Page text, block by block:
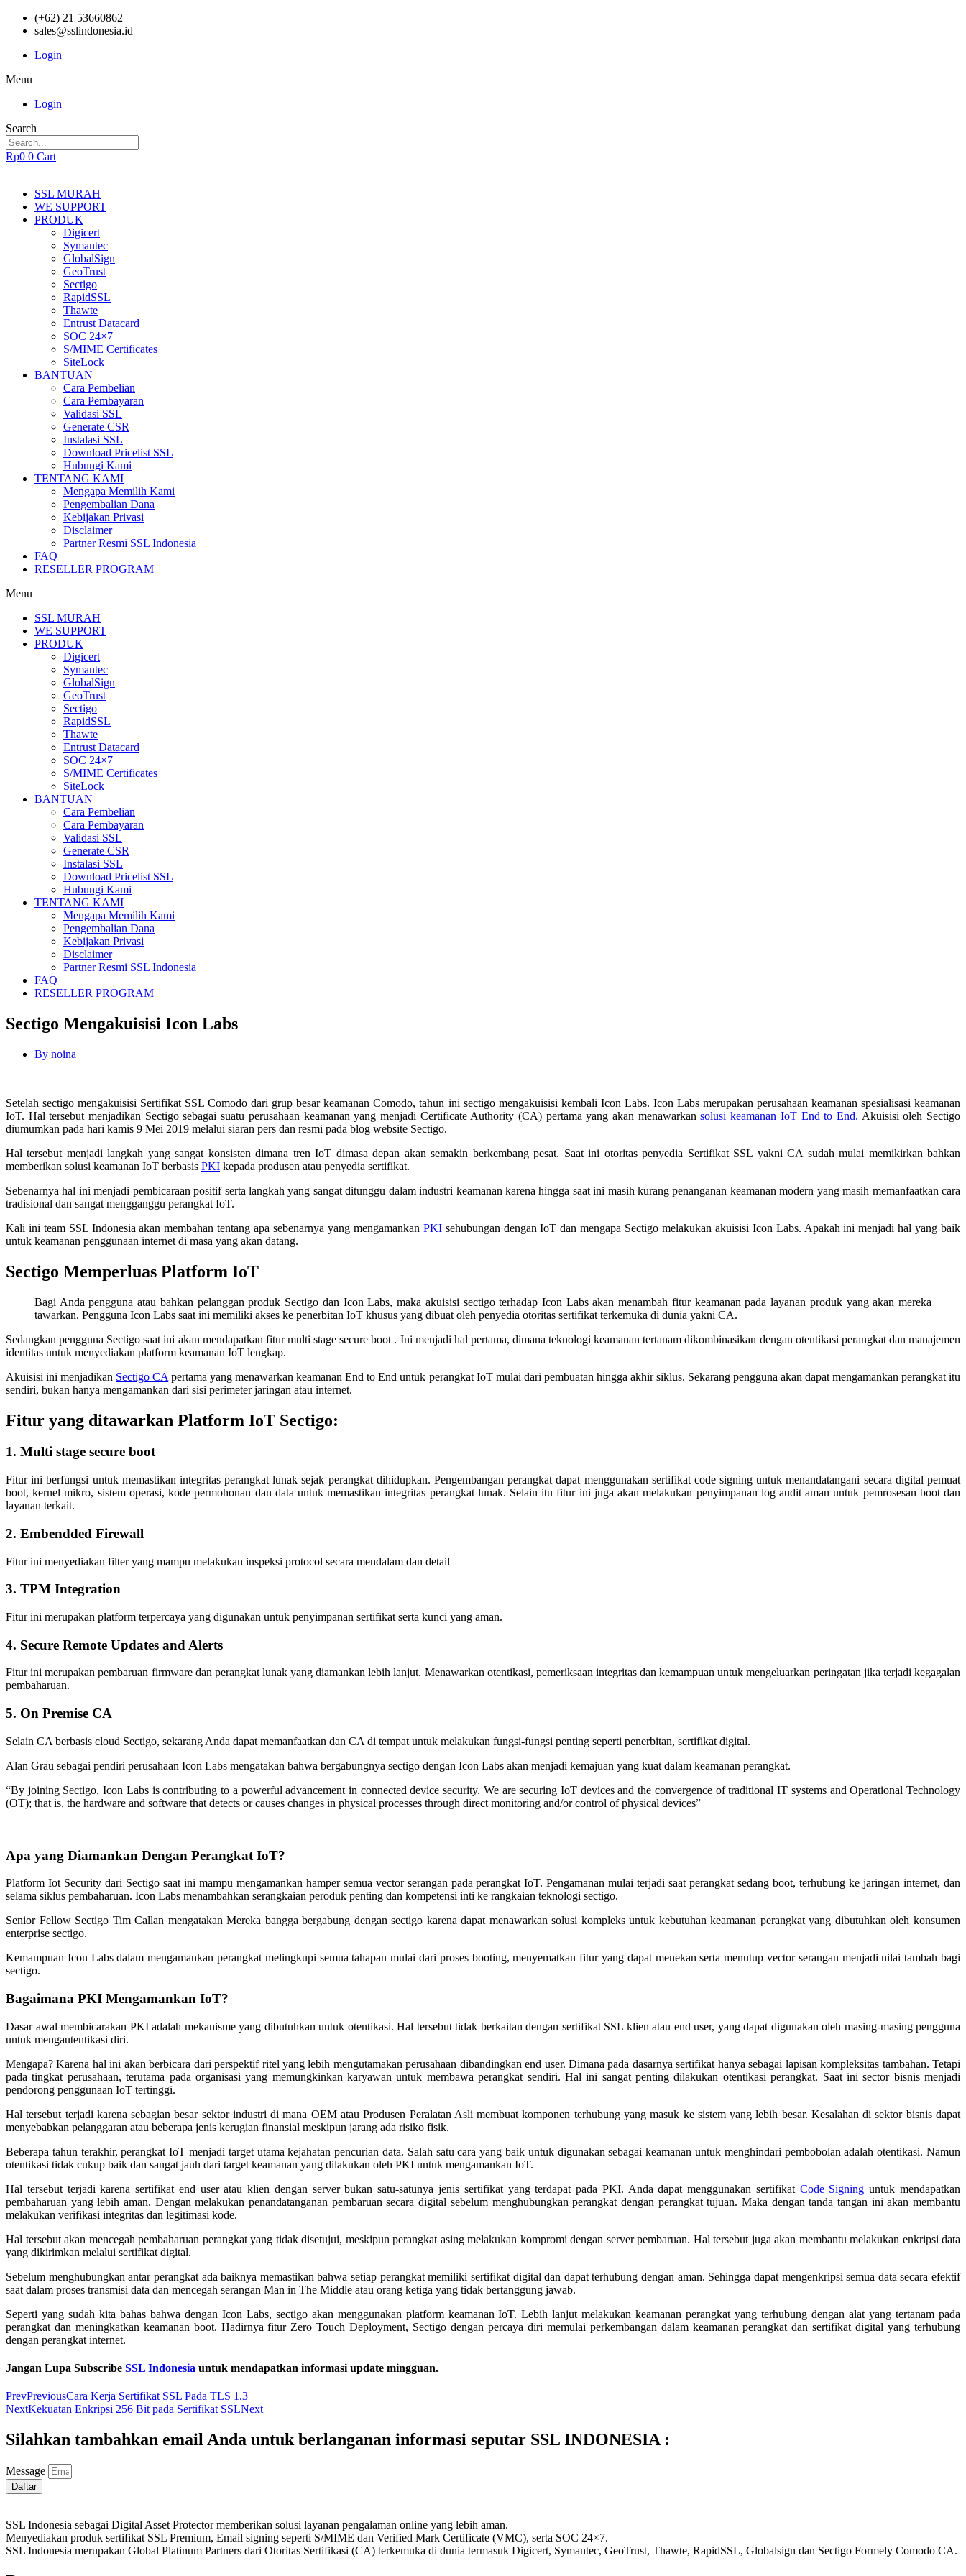
(+62) 21 53660862
sales@sslindonesia.id
Login
Menu
Login
Search
Rp0 0 Cart
SSL MURAH
WE SUPPORT
PRODUK
Digicert
Symantec
GlobalSign
GeoTrust
Sectigo
RapidSSL
Thawte
Entrust Datacard
SOC 24×7
S/MIME Certificates
SiteLock
BANTUAN
Cara Pembelian
Cara Pembayaran
Validasi SSL
Generate CSR
Instalasi SSL
Download Pricelist SSL
Hubungi Kami
TENTANG KAMI
Mengapa Memilih Kami
Pengembalian Dana
Kebijakan Privasi
Disclaimer
Partner Resmi SSL Indonesia
FAQ
RESELLER PROGRAM
Menu
SSL MURAH
WE SUPPORT
PRODUK
Digicert
Symantec
GlobalSign
GeoTrust
Sectigo
RapidSSL
Thawte
Entrust Datacard
SOC 24×7
S/MIME Certificates
SiteLock
BANTUAN
Cara Pembelian
Cara Pembayaran
Validasi SSL
Generate CSR
Instalasi SSL
Download Pricelist SSL
Hubungi Kami
TENTANG KAMI
Mengapa Memilih Kami
Pengembalian Dana
Kebijakan Privasi
Disclaimer
Partner Resmi SSL Indonesia
FAQ
RESELLER PROGRAM
Sectigo Mengakuisisi Icon Labs
By noina
Setelah sectigo mengakuisisi Sertifikat SSL Comodo dari grup besar keamanan Comodo, tahun ini sectigo mengakuisisi kembali Icon Labs. Icon Labs merupakan perusahaan keamanan spesialisasi keamanan
IoT. Hal tersebut menjadikan Sectigo sebagai suatu perusahaan keamanan yang menjadi Certificate Authority (CA) pertama yang akan menawarkansolusi keamanan IoT End to End. Akuisisi oleh Sectigo
diumumkan pada hari kamis 9 Mei 2019 melalui siaran pers dan resmi pada blog website Sectigo.
Hal tersebut menjadi langkah yang sangat konsisten dimana tren IoT dimasa depan akan semakin berkembang pesat. Saat ini otoritas penyedia Sertifikat SSL yakni CA sudah mulai memikirkan bahkan
memberikan solusi keamanan IoT berbasis PKI kepada produsen atau penyedia sertifikat.
Sebenarnya hal ini menjadi pembicaraan positif serta langkah yang sangat ditunggu dalam industri keamanan karena hingga saat ini masih kurang penanganan keamanan modern yang masih memanfaatkan cara
tradisional dan sangat mengganggu perangkat IoT.
Kali ini team SSL Indonesia akan membahan tentang apa sebenarnya yang mengamankan PKIsehubungan dengan IoT dan mengapa Sectigo melakukan akuisisi Icon Labs. Apakah ini menjadi hal yang baik
untuk keamanan penggunaan internet di masa yang akan datang.
Sectigo Memperluas Platform IoT
Bagi Anda pengguna atau bahkan pelanggan produk Sectigo dan Icon Labs, maka akuisisi sectigo terhadap Icon Labs akan menambah fitur keamanan pada layanan produk yang akan mereka
tawarkan. Pengguna Icon Labs saat ini memiliki akses ke penerbitan IoT khusus yang dibuat oleh penyedia otoritas sertifikat terkemuka di dunia yakni CA.
Sedangkan pengguna Sectigo saat ini akan mendapatkan fitur multi stage secure boot . Ini menjadi hal pertama, dimana teknologi keamanan tertanam dikombinasikan dengan otentikasi perangkat dan manajemen
identitas untuk menyediakan platform keamanan IoT lengkap.
Akuisisi ini menjadikan Sectigo CA pertama yang menawarkan keamanan End to End untuk perangkat IoT mulai dari pembuatan hingga akhir siklus. Sekarang pengguna akan dapat mengamankan perangkat itu
sendiri, bukan hanya mengamankan dari sisi perimeter jaringan atau internet.
Fitur yang ditawarkan Platform IoT Sectigo:
1. Multi stage secure boot
Fitur ini berfungsi untuk memastikan integritas perangkat lunak sejak perangkat dihidupkan. Pengembangan perangkat dapat menggunakan sertifikat code signing untuk menandatangani secara digital pemuat
boot, kernel mikro, sistem operasi, kode permohonan dan data untuk memastikan integritas perangkat lunak. Selain itu fitur ini juga akan melakukan penyimpanan log audit aman untuk pemrosesan boot dan
layanan terkait.
2. Embendded Firewall
Fitur ini menyediakan filter yang mampu melakukan inspeksi protocol secara mendalam dan detail
3. TPM Integration
Fitur ini merupakan platform terpercaya yang digunakan untuk penyimpanan sertifikat serta kunci yang aman.
4. Secure Remote Updates and Alerts
Fitur ini merupakan pembaruan firmware dan perangkat lunak yang diamankan lebih lanjut. Menawarkan otentikasi, pemeriksaan integritas dan kemampuan untuk mengeluarkan peringatan jika terjadi kegagalan
pembaharuan.
5. On Premise CA
Selain CA berbasis cloud Sectigo, sekarang Anda dapat memanfaatkan dan CA di tempat untuk melakukan fungsi-fungsi penting seperti penerbitan, sertifikat digital.
Alan Grau sebagai pendiri perusahaan Icon Labs mengatakan bahwa bergabungnya sectigo dengan Icon Labs akan menjadi kemajuan yang kuat dalam keamanan perangkat.
“By joining Sectigo, Icon Labs is contributing to a powerful advancement in connected device security. We are securing IoT devices and the convergence of traditional IT systems and Operational Technology
(OT); that is, the hardware and software that detects or causes changes in physical processes through direct monitoring and/or control of physical devices”
Apa yang Diamankan Dengan Perangkat IoT?
Platform Iot Security dari Sectigo saat ini mampu mengamankan hamper semua vector serangan pada perangkat IoT. Pengamanan mulai terjadi saat perangkat sedang boot, terhubung ke jaringan internet, dan
selama siklus pembaharuan. Icon Labs menambahkan serangkaian peroduk penting dan kompetensi inti ke rangkaian teknologi sectigo.
Senior Fellow Sectigo Tim Callan mengatakan Mereka bangga bergabung dengan sectigo karena dapat menawarkan solusi kompleks untuk kebutuhan keamanan perangkat yang dibutuhkan oleh konsumen
enterprise sectigo.
Kemampuan Icon Labs dalam mengamankan perangkat melingkupi semua tahapan mulai dari proses booting, menyematkan fitur yang dapat menekan serta menutup vector serangan menjadi nilai tambah bagi
sectigo.
Bagaimana PKI Mengamankan IoT?
Dasar awal membicarakan PKI adalah mekanisme yang dibutuhkan untuk otentikasi. Hal tersebut tidak berkaitan dengan sertifikat SSL klien atau end user, yang dapat digunakan oleh masing-masing pengguna
untuk mengautentikasi diri.
Mengapa? Karena hal ini akan berbicara dari perspektif ritel yang lebih mengutamakan perusahaan dibandingkan end user. Dimana pada dasarnya sertifikat hanya sebagai lapisan kompleksitas tambahan. Tetapi
pada tingkat perusahaan, terutama pada organisasi yang memungkinkan karyawan untuk membawa perangkat sendiri. Hal ini sangat penting dilakukan otentikasi perangkat. Saat ini sector bisnis menjadi
pendorong penggunaan IoT tertinggi.
Hal tersebut terjadi karena sebagian besar sektor industri di mana OEM atau Produsen Peralatan Asli membuat komponen terhubung yang masuk ke sistem yang lebih besar. Kesalahan di sektor bisnis dapat
menyebabkan pelanggaran atau beberapa jenis kerugian finansial meskipun jarang ada risiko fisik.
Beberapa tahun terakhir, perangkat IoT menjadi target utama kejahatan pencurian data. Salah satu cara yang baik untuk digunakan sebagai keamanan untuk menghindari pembobolan adalah otentikasi. Namun
otentikasi tidak cukup baik dan sangat jauh dari target keamanan yang dilakukan oleh PKI untuk mengamankan IoT.
Hal tersebut terjadi karena sertifikat end user atau klien dengan server bukan satu-satunya jenis sertifikat yang terdapat pada PKI. Anda dapat menggunakan sertifikat Code Signing untuk mendapatkan
pembaharuan yang lebih aman. Dengan melakukan penandatanganan pembaruan secara digital sebelum menghubungkan perangkat dengan perangkat tujuan. Maka dengan tanda tangan ini akan membantu
melakukan verifikasi integritas dan legitimasi kode.
Hal tersebut akan mencegah pembaharuan perangkat yang tidak disetujui, meskipun perangkat asing melakukan kompromi dengan server pembaruan. Hal tersebut juga akan membantu melakukan enkripsi data
yang dikirimkan melalui sertifikat digital.
Sebelum menghubungkan antar perangkat ada baiknya memastikan bahwa setiap perangkat memiliki sertifikat digital dan dapat terhubung dengan aman. Sehingga dapat mengenkripsi semua data secara efektif
saat dalam proses transmisi data dan mencegah serangan Man in The Middle atau orang ketiga yang tidak bertanggung jawab.
Seperti yang sudah kita bahas bahwa dengan Icon Labs, sectigo akan menggunakan platform keamanan IoT. Lebih lanjut melakukan keamanan perangkat yang terhubung dengan alat yang tertanam pada
perangkat dan meningkatkan keamanan boot. Hadirnya fitur Zero Touch Deployment, Sectigo dengan percaya diri memulai perkembangan dalam keamanan perangkat dan sertifikat digital yang terhubung
dengan perangkat internet.
Jangan Lupa Subscribe SSL Indonesia untuk mendapatkan informasi update mingguan.
PrevPreviousCara Kerja Sertifikat SSL Pada TLS 1.3
NextKekuatan Enkripsi 256 Bit pada Sertifikat SSLNext
Silahkan tambahkan email Anda untuk berlanganan informasi seputar SSL INDONESIA :
Message
Daftar
SSL Indonesia sebagai Digital Asset Protector memberikan solusi layanan pengalaman online yang lebih aman.
Menyediakan produk sertifikat SSL Premium, Email signing seperti S/MIME dan Verified Mark Certificate (VMC), serta SOC 24×7.
SSL Indonesia merupakan Global Platinum Partners dari Otoritas Sertifikasi (CA) terkemuka di dunia termasuk Digicert, Symantec, GeoTrust, Thawte, RapidSSL, Globalsign dan Sectigo Formely Comodo CA.